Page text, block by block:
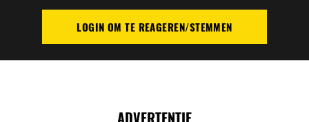
PLAATS REACTIELOGIN OM TE REAGEREN/STEMMEN
ADVERTENTIE